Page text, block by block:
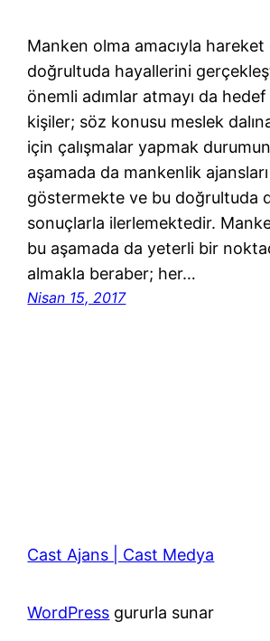
Manken olma amacıyla hareket
doğrultuda hayallerini
önemli adımlar atmayı da
kişiler; söz konusu meslek
için çalışmalar yapmak
aşamada da mankenlik
göstermekte ve bu doğrultuda
sonuçlarla ilerlemektedir.
bu aşamada da yeterli bir
almakla beraber; her…
Nisan 15, 2017
Cast Ajans | Cast Medya
WordPress gururla sunar